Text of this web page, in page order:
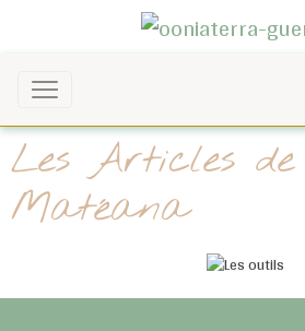
Les Articles de
Matéana